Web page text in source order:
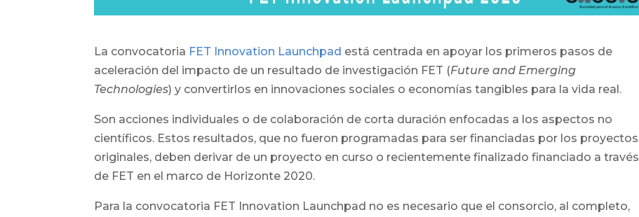
La convocatoria FET Innovation Launchpad está centrada en apoyar los primeros pasos de
aceleración del impacto de un resultado de investigación FET (Future and Emerging
Technologies) y convertirlos en innovaciones sociales o economías tangibles para la vida real.
Son acciones individuales o de colaboración de corta duración enfocadas a los aspectos no
científicos. Estos resultados, que no fueron programadas para ser financiadas por los proyectos
originales, deben derivar de un proyecto en curso o recientemente finalizado financiado a través
de FET en el marco de Horizonte 2020.
Para la convocatoria FET Innovation Launchpad no es necesario que el consorcio, al completo,